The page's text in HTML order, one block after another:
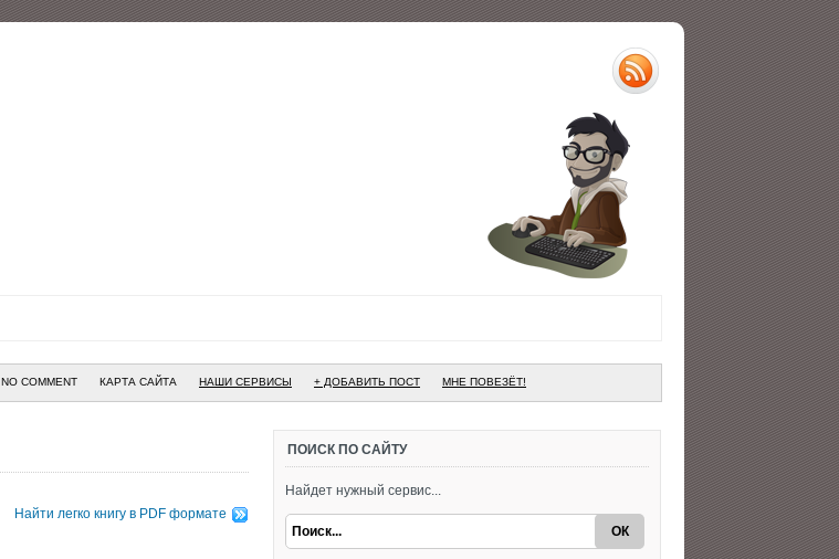
NO COMMENT КАРТА САЙТА НАШИ СЕРВИСЫ + ДОБАВИТЬ ПОСТ МНЕ ПОВЕЗЁТ!
Найти легко книгу в PDF формате
ПОИСК ПО САЙТУ
Найдет нужный сервис...